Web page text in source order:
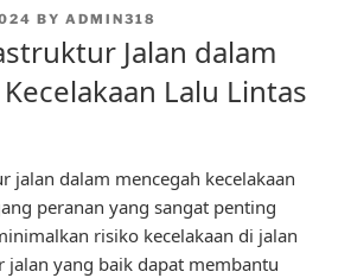
BY ADMIN318
Jalan dalam
Lalu Lintas
jalan dalam mencegah kecelakaan
peranan yang sangat penting
risiko kecelakaan di jalan
jalan yang baik dapat membantu